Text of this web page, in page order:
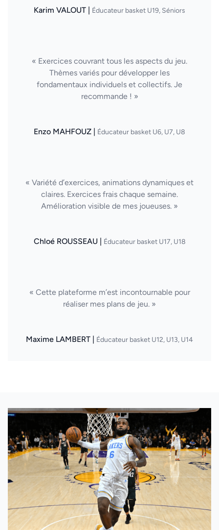
Karim VALOUT | Éducateur basket U19, Séniors
« Exercices couvrant tous les aspects du jeu.
Thèmes variés pour développer les
fondamentaux individuels et collectifs. Je
recommande ! »
Enzo MAHFOUZ | Éducateur basket U6, U7, U8
« Variété d’exercices, animations dynamiques et
claires. Exercices frais chaque semaine.
Amélioration visible de mes joueuses. »
Chloé ROUSSEAU | Éducateur basket U17, U18
« Cette plateforme m’est incontournable pour
réaliser mes plans de jeu. »
Maxime LAMBERT | Éducateur basket U12, U13, U14